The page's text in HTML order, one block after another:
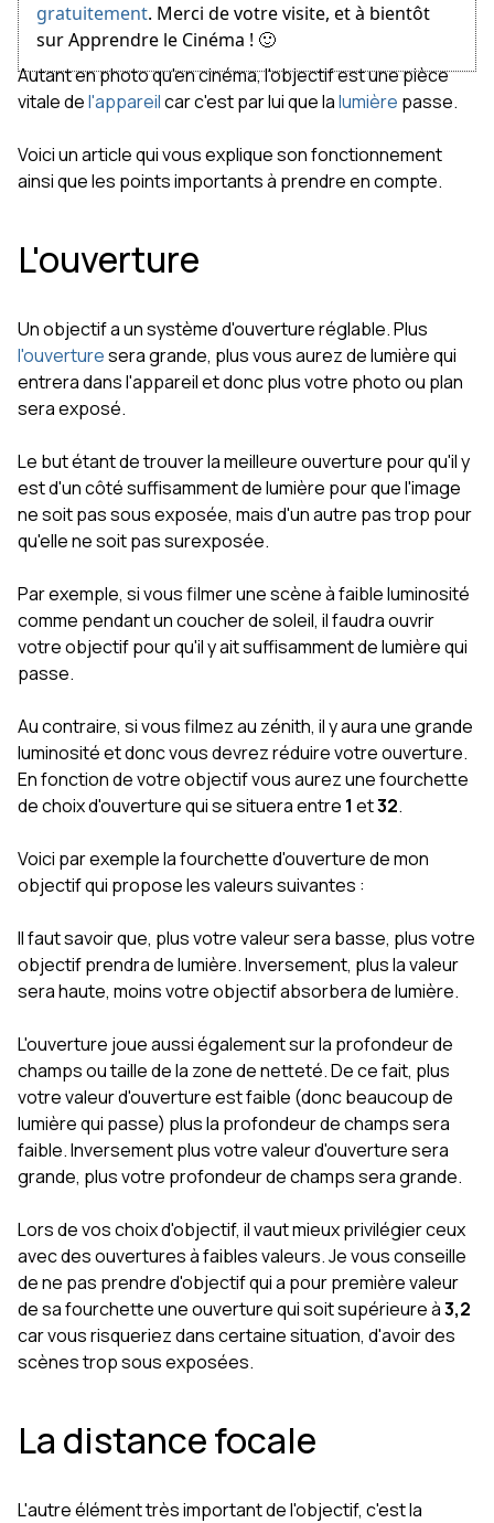
gratuitement. Merci de votre visite, et à bientôt
sur Apprendre le Cinéma ! 🙂
Autant en photo qu'en cinéma, l'objectif est une pièce
vitale del'appareilcar c'est par lui que lalumière passe.
Voici un article qui vous explique son fonctionnement
ainsi que les points importants à prendre en compte.
L'ouverture
Un objectif a un système d'ouverture réglable. Plus
l'ouverturesera grande, plus vous aurez de lumière qui
entrera dans l'appareil et donc plus votre photo ou plan
sera exposé.
Le but étant de trouver la meilleure ouverture pour qu'il y
est d'un côté suffisamment de lumière pour que l'image
ne soit pas sous exposée, mais d'un autre pas trop pour
qu'elle ne soit pas surexposée.
Par exemple, si vous filmer une scène à faible luminosité
comme pendant un coucher de soleil, il faudra ouvrir
votre objectif pour qu'il y ait suffisamment de lumière qui
passe.
Au contraire, si vous filmez au zénith, il y aura une grande
luminosité et donc vous devrez réduire votre ouverture.
En fonction de votre objectif vous aurez une fourchette
de choix d'ouverture qui se situera entre 1 et32.
Voici par exemple la fourchette d'ouverture de mon
objectif qui propose les valeurs suivantes :
Il faut savoir que, plus votre valeur sera basse, plus votre
objectif prendra de lumière. Inversement, plus la valeur
sera haute, moins votre objectif absorbera de lumière.
L'ouverture joue aussi également sur la profondeur de
champs ou taille de la zone de netteté. De ce fait, plus
votre valeur d'ouverture est faible (donc beaucoup de
lumière qui passe) plus la profondeur de champs sera
faible. Inversement plus votre valeur d'ouverture sera
grande, plus votre profondeur de champs sera grande.
Lors de vos choix d'objectif, il vaut mieux privilégier ceux
avec des ouvertures à faibles valeurs. Je vous conseille
de ne pas prendre d'objectif qui a pour première valeur
de sa fourchette une ouverture qui soit supérieure à3,2
car vous risqueriez dans certaine situation, d'avoir des
scènes trop sous exposées.
La distance focale
L'autre élément très important de l'objectif, c'est la